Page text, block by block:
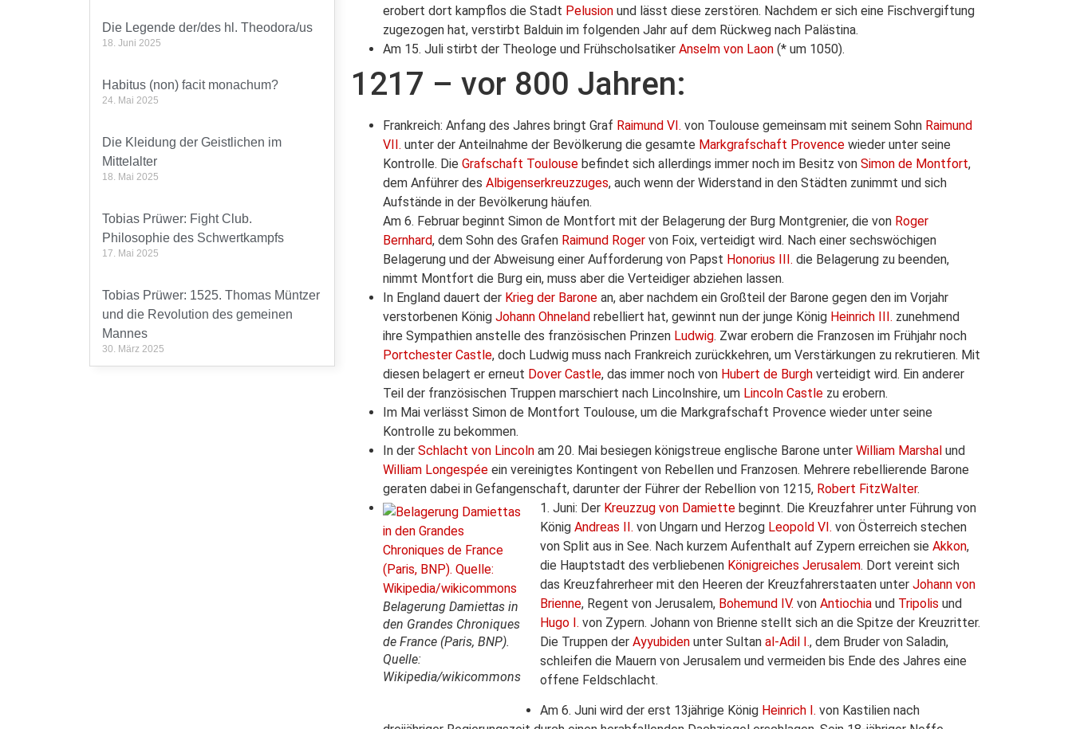
Die Legende der/des hl. Theodora/us
18. Juni 2025
Habitus (non) facit monachum?
24. Mai 2025
Die Kleidung der Geistlichen im
Mittelalter
18. Mai 2025
Tobias Prüwer: Fight Club.
Philosophie des Schwertkampfs
17. Mai 2025
Tobias Prüwer: 1525. Thomas Müntzer
und die Revolution des gemeinen
Mannes
30. März 2025
erobert dort kampflos die Stadt Pelusion und lässt diese zerstören. Nachdem er sich eine Fischvergiftung
zugezogen hat, verstirbt Balduin im folgenden Jahr auf dem Rückweg nach Palästina.
Am 15. Juli stirbt der Theologe und FrühscholsatikerAnselm von Laon (* um 1050).
1217 – vor 800 Jahren:
Frankreich: Anfang des Jahres bringt Graf Raimund VI. von Toulouse gemeinsam mit seinem Sohn Raimund
VII. unter der Anteilnahme der Bevölkerung die gesamte Markgrafschaft Provence wieder unter seine
Kontrolle. DieGrafschaft Toulouse befindet sich allerdings immer noch im Besitz vonSimon de Montfort,
dem Anführer desAlbigenserkreuzzuges, auch wenn der Widerstand in den Städten zunimmt und sich
Aufstände in der Bevölkerung häufen.
Am 6. Februar beginnt Simon de Montfort mit der Belagerung der Burg Montgrenier, die von Roger
Bernhard, dem Sohn des Grafen Raimund Roger von Foix, verteidigt wird. Nach einer sechswöchigen
Belagerung und der Abweisung einer Aufforderung von Papst Honorius III. die Belagerung zu beenden,
nimmt Montfort die Burg ein, muss aber die Verteidiger abziehen lassen.
In England dauert der Krieg der Barone an, aber nachdem ein Großteil der Barone gegen den im Vorjahr
verstorbenen KönigJohann Ohneland rebelliert hat, gewinnt nun der junge König Heinrich III. zunehmend
ihre Sympathien anstelle des französischen Prinzen Ludwig. Zwar erobern die Franzosen im Frühjahr noch
Portchester Castle, doch Ludwig muss nach Frankreich zurückkehren, um Verstärkungen zu rekrutieren. Mit
diesen belagert er erneut Dover Castle, das immer noch von Hubert de Burgh verteidigt wird. Ein anderer
Teil der französischen Truppen marschiert nach Lincolnshire, um Lincoln Castle zu erobern.
Im Mai verlässt Simon de Montfort Toulouse, um die Markgrafschaft Provence wieder unter seine
Kontrolle zu bekommen.
In derSchlacht von Lincoln am 20. Mai besiegen königstreue englische Barone unterWilliam Marshal und
William Longespée ein vereinigtes Kontingent von Rebellen und Franzosen. Mehrere rebellierende Barone
geraten dabei in Gefangenschaft, darunter der Führer der Rebellion von 1215, Robert FitzWalter.
Belagerung Damiettas in
den Grandes Chroniques
de France (Paris, BNP).
Quelle:
Wikipedia/wikicommons
1. Juni: Der Kreuzzug von Damiette beginnt. Die Kreuzfahrer unter Führung von
KönigAndreas II. von Ungarn und Herzog Leopold VI. von Österreich stechen
von Split aus in See. Nach kurzem Aufenthalt auf Zypern erreichen sieAkkon,
die Hauptstadt des verbliebenen Königreiches Jerusalem. Dort vereint sich
das Kreuzfahrerheer mit den Heeren der Kreuzfahrerstaaten unterJohann von
Brienne, Regent von Jerusalem, Bohemund IV. vonAntiochia und Tripolis und
Hugo I. von Zypern. Johann von Brienne stellt sich an die Spitze der Kreuzritter.
Die Truppen derAyyubiden unter Sultanal-Adil I., dem Bruder von Saladin,
schleifen die Mauern von Jerusalem und vermeiden bis Ende des Jahres eine
offene Feldschlacht.
Am 6. Juni wird der erst 13jährige König Heinrich I. von Kastilien nach